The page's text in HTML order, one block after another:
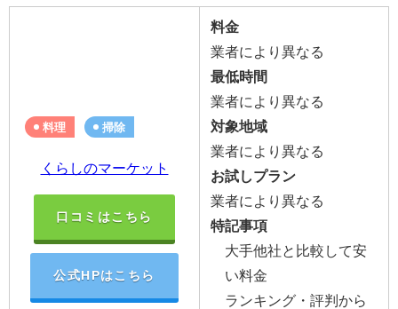
料理 掃除
くらしのマーケット
口コミはこちら
公式HPはこちら
料金
業者により異なる
最低時間
業者により異なる
対象地域
業者により異なる
お試しプラン
業者により異なる
特記事項
大手他社と比較して安
い料金
ランキング・評判から